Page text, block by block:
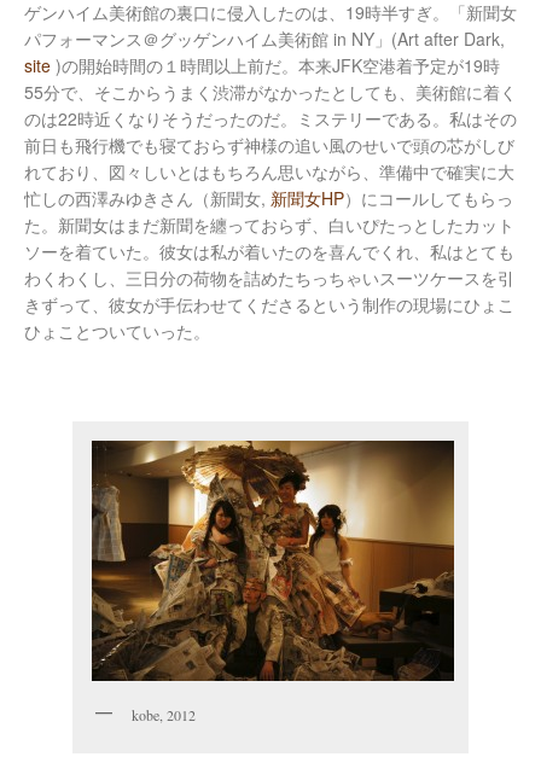
ゲンハイム美術館の裏口に侵入したのは、19時半すぎ。「新聞女
パフォーマンス＠グッゲンハイム美術館 in NY」(Art after Dark,
site )の開始時間の１時間以上前だ。本来JFK空港着予定が19時
55分で、そこからうまく渋滞がなかったとしても、美術館に着く
のは22時近くなりそうだったのだ。ミステリーである。私はその
前日も飛行機でも寝ておらず神様の追い風のせいで頭の芯がしび
れており、図々しいとはもちろん思いながら、準備中で確実に大
忙しの西澤みゆきさん（新聞女, 新聞女HP）にコールしてもらっ
た。新聞女はまだ新聞を纏っておらず、白いぴたっとしたカット
ソーを着ていた。彼女は私が着いたのを喜んでくれ、私はとても
わくわくし、三日分の荷物を詰めたちっちゃいスーツケースを引
きずって、彼女が手伝わせてくださるという制作の現場にひょこ
ひょことついていった。
kobe, 2012